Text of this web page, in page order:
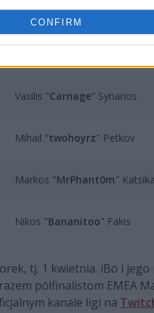
CONFIRM
Esports:
Vasilis "Carnage" Syrianos
Mihail "twohoyrz" Petkov
Markos "MrPhant0m"
Nikos "Bananitoo" Fakis
tj. 1 kwietnia. iBo i
półfinalistom EMEA
kanale ligi na